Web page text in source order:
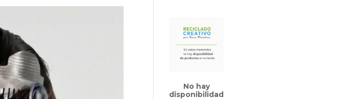
No hay
disponibilidad